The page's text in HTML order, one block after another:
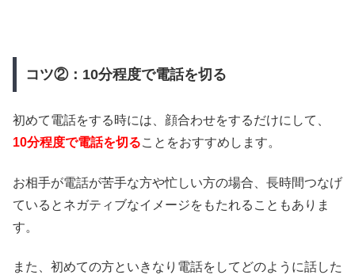
コツ②：10分程度で電話を切る
初めて電話をする時には、顔合わせをするだけにして、
10分程度で電話を切ることをおすすめします。
お相手が電話が苦手な方や忙しい方の場合、長時間つなげ
ているとネガティブなイメージをもたれることもありま
す。
また、初めての方といきなり電話をしてどのように話した